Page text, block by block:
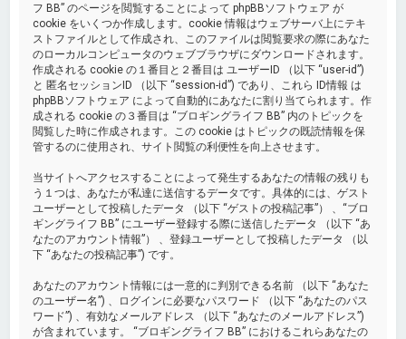
フ BB” のページを閲覧することによって phpBBソフトウェア が
cookie をいくつか作成します。cookie 情報はウェブサーバ上にテキ
ストファイルとして作成され、このファイルは閲覧要求の際にあなた
のローカルコンピュータのウェブブラウザにダウンロードされます。
作成される cookie の１番目と２番目は ユーザーID （以下 “user-id”)
と 匿名セッションID （以下 “session-id”) であり、これら ID情報 は
phpBBソフトウェア によって自動的にあなたに割り当てられます。作
成される cookie の３番目は “ブロギングライフ BB” 内のトピックを
閲覧した時に作成されます。この cookie はトピックの既読情報を保
管するのに使用され、サイト閲覧の利便性を向上させます。
当サイトへアクセスすることによって発生するあなたの情報の残りも
う１つは、あなたが私達に送信するデータです。具体的には、ゲスト
ユーザーとして投稿したデータ （以下 “ゲストの投稿記事”） 、“ブロ
ギングライフ BB” にユーザー登録する際に送信したデータ （以下 “あ
なたのアカウント情報”） 、登録ユーザーとして投稿したデータ （以
下 “あなたの投稿記事”) です。
あなたのアカウント情報には一意的に判別できる名前 （以下 “あなた
のユーザー名”) 、ログインに必要なパスワード （以下 “あなたのパス
ワード”) 、有効なメールアドレス （以下 “あなたのメールアドレス”)
が含まれています。 “ブロギングライフ BB” におけるこれらあなたの